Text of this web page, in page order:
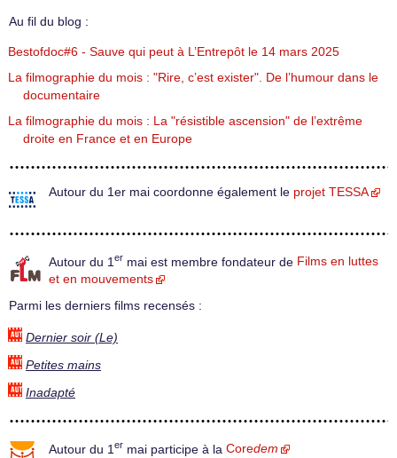
Au fil du blog :
Bestofdoc#6 - Sauve qui peut à L’Entrepôt le 14 mars 2025
La filmographie du mois : "Rire, c’est exister". De l’humour dans le
documentaire
La filmographie du mois : La "résistible ascension" de l’extrême
droite en France et en Europe
Autour du 1er mai coordonne également le projet TESSA
Autour du 1 er mai est membre fondateur de Films en luttes
et en mouvements
Parmi les derniers films recensés :
Dernier soir (Le)
Petites mains
Inadapté
Autour du 1 er mai participe à la Coredem